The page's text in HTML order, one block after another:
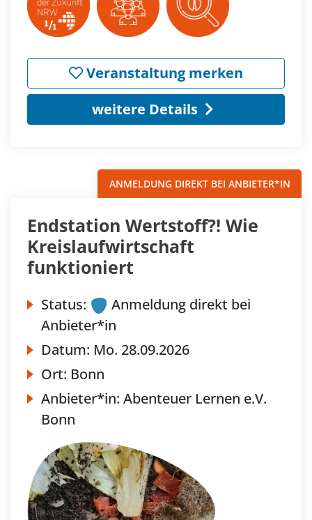
Veranstaltung merken
weitere Details
ANMELDUNG DIREKT BEI ANBIETER*IN
Endstation Wertstoff?! Wie
Kreislaufwirtschaft
funktioniert
Status:
Anmeldung direkt bei
Anbieter*in
Datum: Mo. 28.09.2026
Ort: Bonn
Anbieter*in: Abenteuer Lernen e.V.
Bonn